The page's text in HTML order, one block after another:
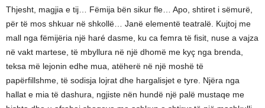
Thjesht, magjia e tij… Fëmija bën sikur fle… Apo, shtiret i sëmurë,
për të mos shkuar në shkollë… Janë elementë teatralë. Kujtoj me
mall nga fëmijëria një haré dasme, ku ca femra të fisit, nuse a vajza
në vakt martese, të mbyllura në një dhomë me kyç nga brenda,
teksa më lejonin edhe mua, atëherë në një moshë të
papërfillshme, të sodisja lojrat dhe hargalisjet e tyre. Njëra nga
hallat e mia të dashura, ngjiste nën hundë një palë mustaqe me